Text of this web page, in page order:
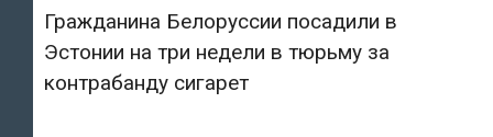
Гражданина Белоруссии посадили в
Эстонии на три недели в тюрьму за
контрабанду сигарет